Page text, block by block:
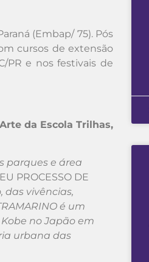
(Embap/ 75). Pós
cursos de extensão
PR e nos festivais de
da Escola Trilhas,
parques e área
PROCESSO DE
das vivências,
é um
no Japão em
urbana das